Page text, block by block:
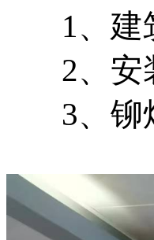
1、建
2、安
3、铆